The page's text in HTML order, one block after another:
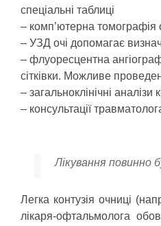
спеціальні таблиці
– комп’ютерна томографія
– УЗД очі допомагає
– флуоресцентна
сітківки. Можливе
– загальноклінічні
– консультації
Лікування повинно
Легка контузія очниці
лікаря-офтальмолога